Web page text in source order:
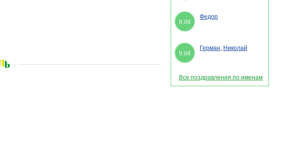
8.08
Федор
9.08
Герман, Николай
Все поздравления по именам